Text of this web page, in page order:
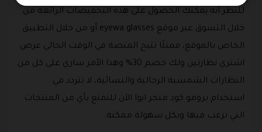
للنظر أنه يمكنك الحصول على هذه التخفيضات الرائعة من
خلال التسوق عبر موقع eyewa glasses أو من خلال التطبيق
الخاص بالموقع، فمثلًا تتيح المنصة في الوقت الحالي عرض
اشتري نظارتين ولك خصم 30% وهذا الأمر ساري على كل من
النظارات الشمسية الرجالية والنسائية، لا تتردد في
استخدام برومو كود متجر ايوا الآن للتمتع بأي من المنتجات
التي ترغب فيها وبكل سهولة ممكنة.